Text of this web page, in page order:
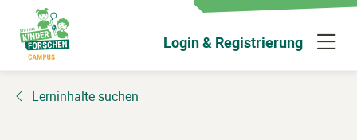
Hauptinhalt
wechseln
Login & Registrierung
Lerninhalte suchen